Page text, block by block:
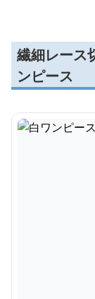
繊細レース
ンピース